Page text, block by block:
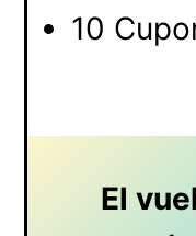
10
El